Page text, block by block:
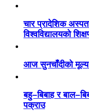
चार प्रादेशिक
विश्वविद्यालयको
आज सुनचाँदीको मूल्य
बहु–बिबाह र
पक्राउ